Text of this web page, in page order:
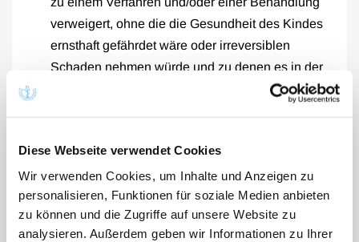
Diese Webseite verwendet Cookies
Wir verwenden Cookies, um Inhalte und Anzeigen zu
personalisieren, Funktionen für soziale Medien anbieten
zu können und die Zugriffe auf unsere Website zu
analysieren. Außerdem geben wir Informationen zu Ihrer
verweigert, ohne die die Gesundheit des Kindes
ernsthaft gefährdet wäre oder irreversiblen
Schaden nehmen würde und zu denen es in der
Gerichtes oder einer anderen Institution
herbeiführen, um dieses Verfahren bzw. diese
Behandlung durchführen zu können.
Falls das Kind bewußtlos oder aus anderen